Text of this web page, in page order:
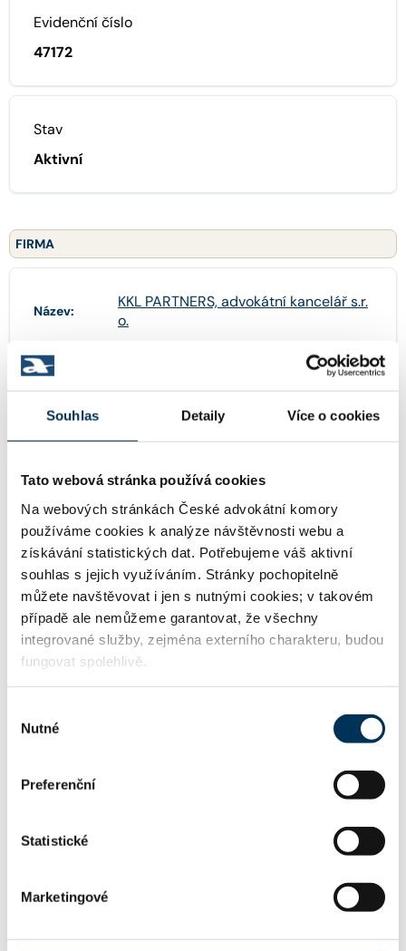
Souhlas Detaily Více o cookies
Tato webová stránka používá cookies
Na webových stránkách České advokátní komory
používáme cookies k analýze návštěvnosti webu a
získávání statistických dat. Potřebujeme váš aktivní
souhlas s jejich využíváním. Stránky pochopitelně
můžete navštěvovat i jen s nutnými cookies; v takovém
případě ale nemůžeme garantovat, že všechny
integrované služby, zejména externího charakteru, budou
fungovat spolehlivě.
souhlasu
Nutné
Preferenční
Statistické
Marketingové
Evidenční číslo
47172
Stav
Aktivní
FIRMA
Název:
KKL PARTNERS, advokátní kancelář s.r.
o.
IČO: 09067264
Adresa: Vodičkova 709/33 , 11000 Praha
WWW: http://www.kklp.cz
Email: info@kklp.cz
Informace o jazykových znalostech a odborném zaměření
uváděné u jednotlivých advokátů jsou publikovány na
Tyto informace nejsou ČAK ověřovány či garantovány. Je-
li u advokáta uvedena znalost cizího právního řádu či
státu, upozorňuje ČAK, že poskytování právních služeb
podle práva cizího státu není pojištěno v hromadném
pojistnou smlouvou podle § 24c zákona o advokacii.